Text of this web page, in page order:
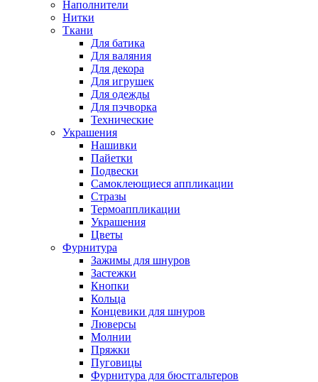
Наполнители
Нитки
Ткани
Для батика
Для валяния
Для декора
Для игрушек
Для одежды
Для пэчворка
Технические
Украшения
Нашивки
Пайетки
Подвески
Самоклеющиеся аппликации
Стразы
Термоаппликации
Украшения
Цветы
Фурнитура
Зажимы для шнуров
Застежки
Кнопки
Кольца
Концевики для шнуров
Люверсы
Молнии
Пряжки
Пуговицы
Фурнитура для бюстгальтеров